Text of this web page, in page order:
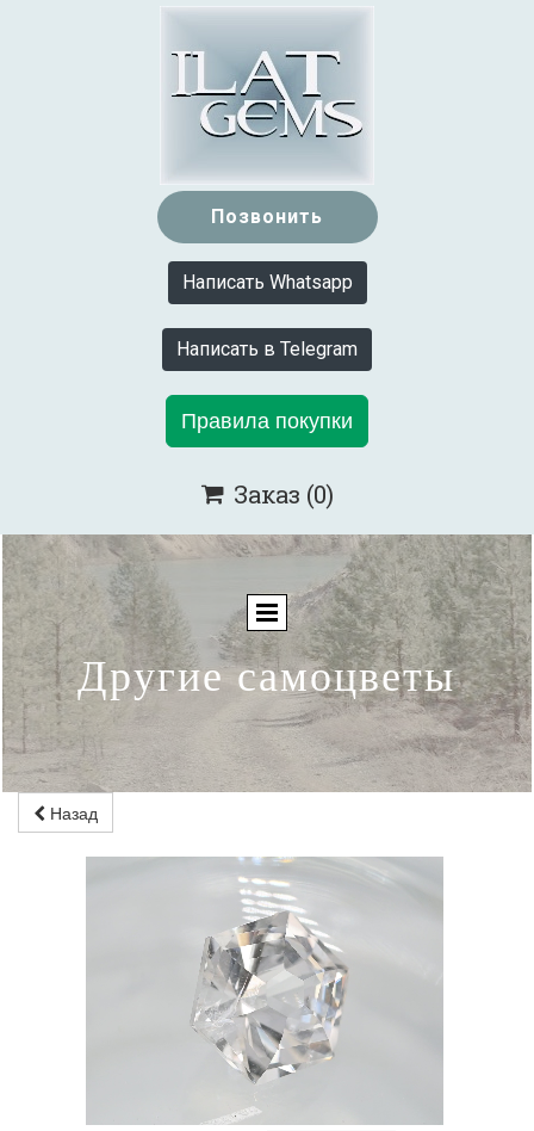
Позвонить
Написать Whatsapp
Написать в Telegram
Правила покупки
 Заказ (0)
Другие самоцветы
Назад